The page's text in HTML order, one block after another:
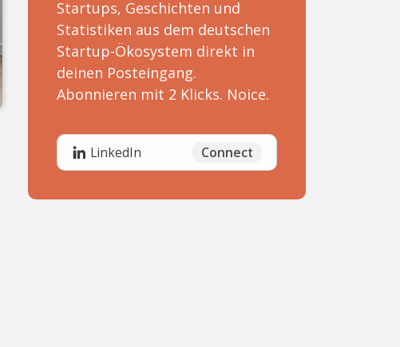
Startups, Geschichten und
Statistiken aus dem deutschen
Startup-Ökosystem direkt in
deinen Posteingang.
Abonnieren mit 2 Klicks. Noice.
LinkedIn Connect